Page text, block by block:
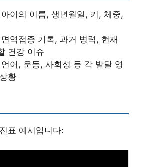
이의 이름, 생년월일, 키, 체중,
역접종 기록, 과거 병력, 현재
건강 이슈
어, 운동, 사회성 등 각 발달 영
황
표 예시입니다: